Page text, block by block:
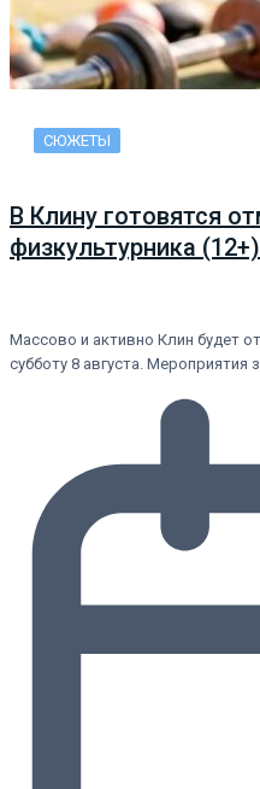
СЮЖЕТЫ
В Клину готовятся
физкультурника (12+)
Массово и активно Клин будет
субботу 8 августа. Мероприятия